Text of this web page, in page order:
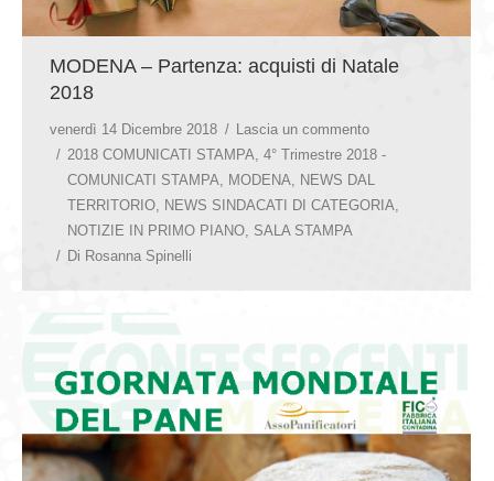
MODENA – Partenza: acquisti di Natale
2018
venerdì 14 Dicembre 2018
Lascia un commento
2018 COMUNICATI STAMPA, 4° Trimestre 2018 -
COMUNICATI STAMPA, MODENA, NEWS DAL
TERRITORIO, NEWS SINDACATI DI CATEGORIA,
NOTIZIE IN PRIMO PIANO, SALA STAMPA
Di Rosanna Spinelli